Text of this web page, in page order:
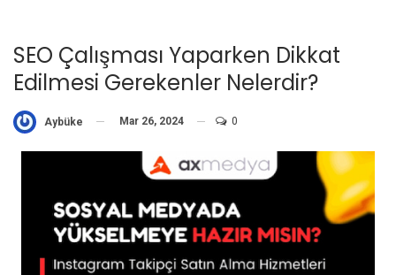
SEO Çalışması Yaparken Dikkat
Edilmesi Gerekenler Nelerdir?
Aybüke Mar 26, 2024 0